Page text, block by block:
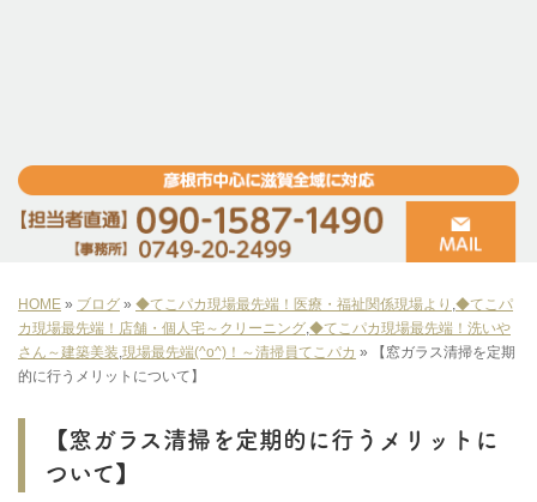
HOME » ブログ » ◆てこパカ現場最先端！医療・福祉関係現場より ,◆てこパ
カ現場最先端！店舗・個人宅～クリーニング,◆てこパカ現場最先端！洗いや
さん～建築美装,現場最先端(^o^)！～清掃員てこパカ »
【窓ガラス清掃を定期
的に行うメリットについて】
【窓ガラス清掃を定期的に行うメリットに
ついて】